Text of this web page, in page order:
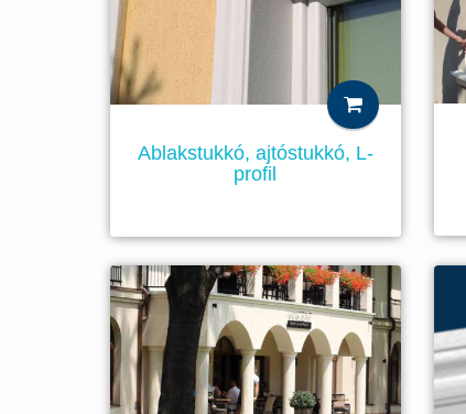
Ablakstukkó, ajtóstukkó, L-
profil